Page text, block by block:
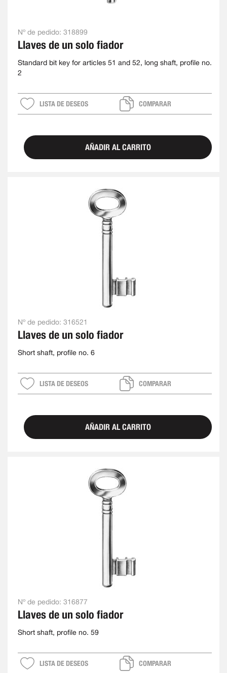
Nº de pedido: 318899
Llaves de un solo fiador
Standard bit key for articles 51 and 52, long shaft, profile no.
2
LISTA DE DESEOS COMPARAR
AÑADIR AL CARRITO
Nº de pedido: 316521
Llaves de un solo fiador
Short shaft, profile no. 6
LISTA DE DESEOS COMPARAR
AÑADIR AL CARRITO
Nº de pedido: 316877
Llaves de un solo fiador
Short shaft, profile no. 59
LISTA DE DESEOS COMPARAR